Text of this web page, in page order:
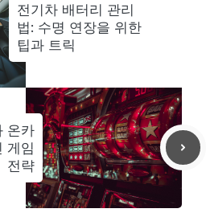
전기차 배터리 관리
법: 수명 연장을 위한
팁과 트릭
온카
게임
전략